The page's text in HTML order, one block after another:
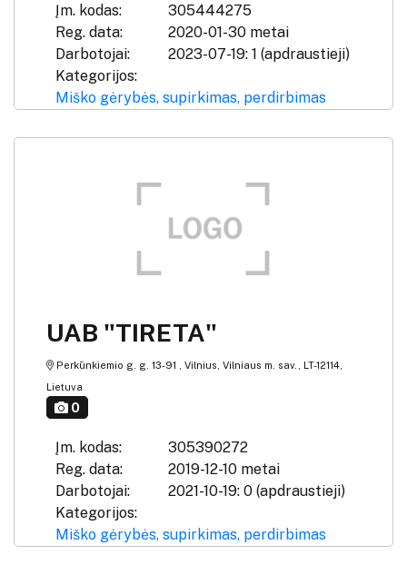
Įm. kodas:
305444275
Reg. data:
2020-01-30 metai
Darbotojai:
2023-07-19: 1 (apdraustieji)
Kategorijos:
Miško gėrybės, supirkimas, perdirbimas
UAB "TIRETA"
Perkūnkiemio g. g. 13-91 , Vilnius, Vilniaus m. sav., LT-12114,
Lietuva
0
Įm. kodas:
305390272
Reg. data:
2019-12-10 metai
Darbotojai:
2021-10-19: 0 (apdraustieji)
Kategorijos:
Miško gėrybės, supirkimas, perdirbimas